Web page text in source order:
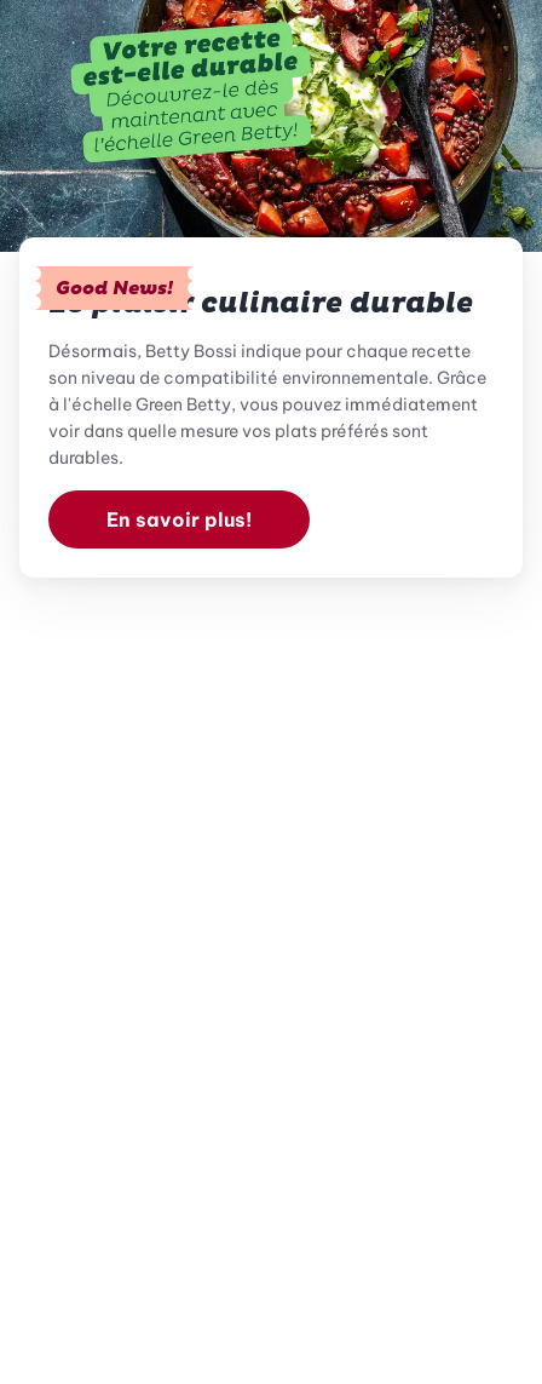
Good News!
Le plaisir culinaire durable
Désormais, Betty Bossi indique pour chaque recette
son niveau de compatibilité environnementale. Grâce
à l'échelle Green Betty, vous pouvez immédiatement
voir dans quelle mesure vos plats préférés sont
durables.
En savoir plus!